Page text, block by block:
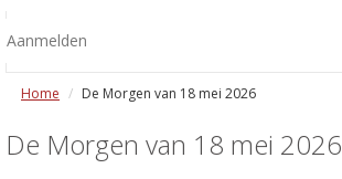
Aanmelden
Home De Morgen van 18 mei 2026
De Morgen van 18 mei 2026